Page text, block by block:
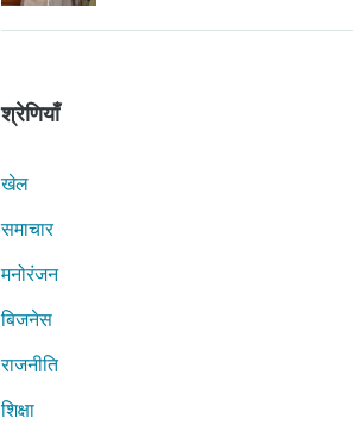
श्रेणियाँ
खेल
समाचार
मनोरंजन
बिजनेस
राजनीति
शिक्षा